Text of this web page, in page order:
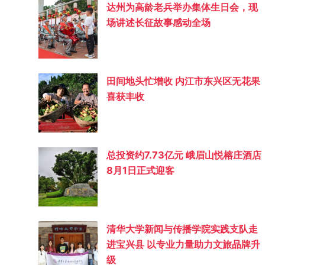
达州为高龄老兵举办集体生日会，现
场讲述长征故事感动全场
田间地头忙增收 内江市东兴区无花果
喜获丰收
总投资约‌7.73亿元 峨眉山悦榕庄酒店
8月1日正式迎客
清华大学新闻与传播学院实践支队走
进宝兴县 以专业力量助力文旅品牌升
级